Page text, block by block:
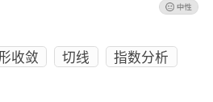
收敛 切线
指数分析